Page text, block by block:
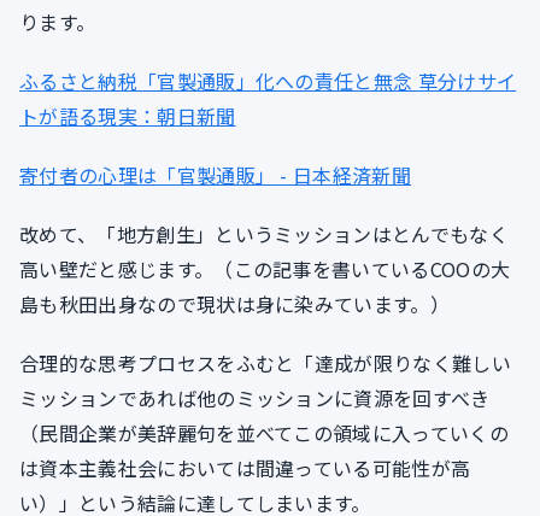
ります。
ふるさと納税「官製通販」化への責任と無念 草分けサイ
トが語る現実：朝日新聞
寄付者の心理は「官製通販」 - 日本経済新聞
改めて、「地方創生」というミッションはとんでもなく
高い壁だと感じます。（この記事を書いているCOOの大
島も秋田出身なので現状は身に染みています。）
合理的な思考プロセスをふむと「達成が限りなく難しい
ミッションであれば他のミッションに資源を回すべき
（民間企業が美辞麗句を並べてこの領域に入っていくの
は資本主義社会においては間違っている可能性が高
い）」という結論に達してしまいます。